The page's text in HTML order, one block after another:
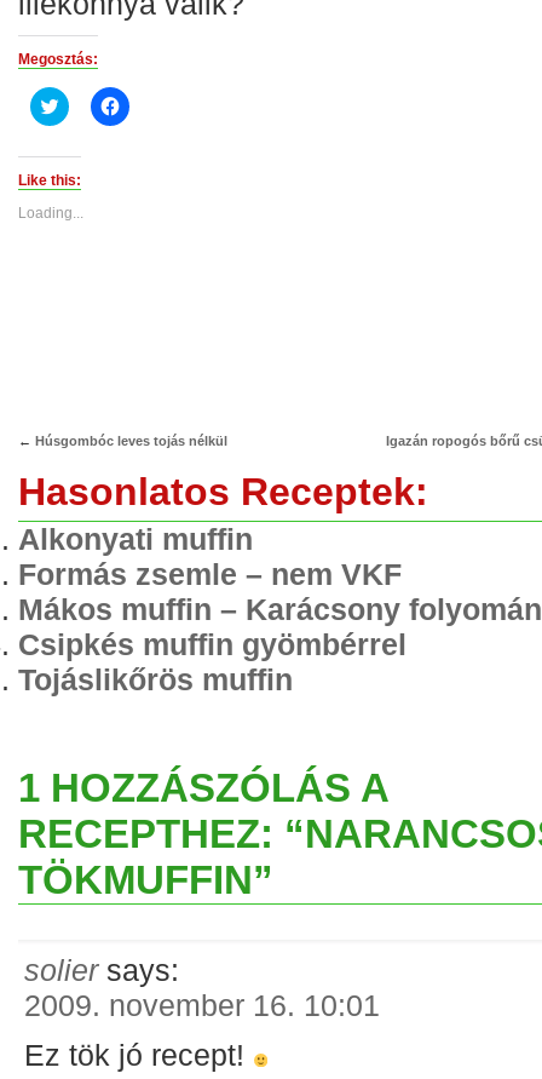
Megosztás:
Click
to
(Opens
new
Click
to
Like this:
Loading...
← Húsgombóc leves tojás nélkül Igazán ropogós bőrű
Hasonlatos Receptek:
Alkonyati muffin
Formás zsemle – nem VKF
Mákos muffin – Karácsony
Csipkés muffin gyömbérrel
Tojáslikőrös muffin
1 HOZZÁSZÓLÁS A
RECEPTHEZ:
TÖKMUFFIN”
solier says:
2009. november 16. 10:01
Ez tök jó recept!